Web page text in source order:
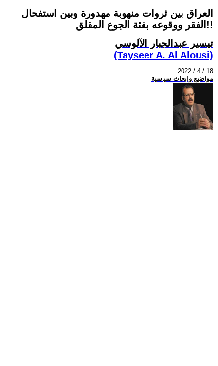
العراق بين ثروات منهوبة مهدورة وبين استفحال
الفقر ووقوعه بفئة الجوع المقلق!!
تيسير عبدالجبار الآلوسي
(Tayseer A. Al Alousi)
2022 / 4 / 18
مواضيع وابحاث سياسية